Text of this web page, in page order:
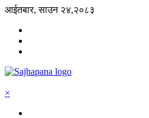
आईतबार, साउन २४,२०८३
×